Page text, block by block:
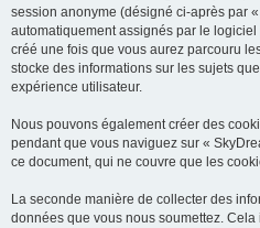
session anonyme (désigné ci-après par
automatiquement assignés par le
créé une fois que vous aurez parcouru
stocke des informations sur les sujets
expérience utilisateur.
Nous pouvons également créer des
pendant que vous naviguez sur «
ce document, qui ne couvre que les
La seconde manière de collecter des
données que vous nous soumettez. Cela